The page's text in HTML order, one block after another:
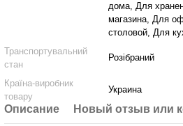
дома, Для
магазина, Для
столовой, Для
Транспортувальний
стан
Розібраний
Країна-виробник
товару
Украина
Описание Новый отзыв или